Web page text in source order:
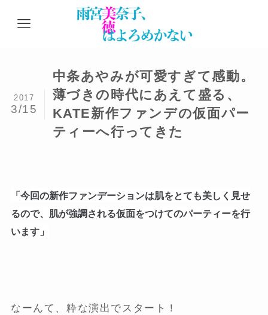
中条あやみが可愛すぎて感動。
薄づきの時代にあえて盛る、
KATE新作ファンデの仮面パー
ティーへ行ってきた
2017
3/15
「今回の新作ファンデーションは肌をとても美しく見せ
るので、肌が強調される仮面をつけてのパーティーを行
います」
なーんて、粋な演出でスタート！